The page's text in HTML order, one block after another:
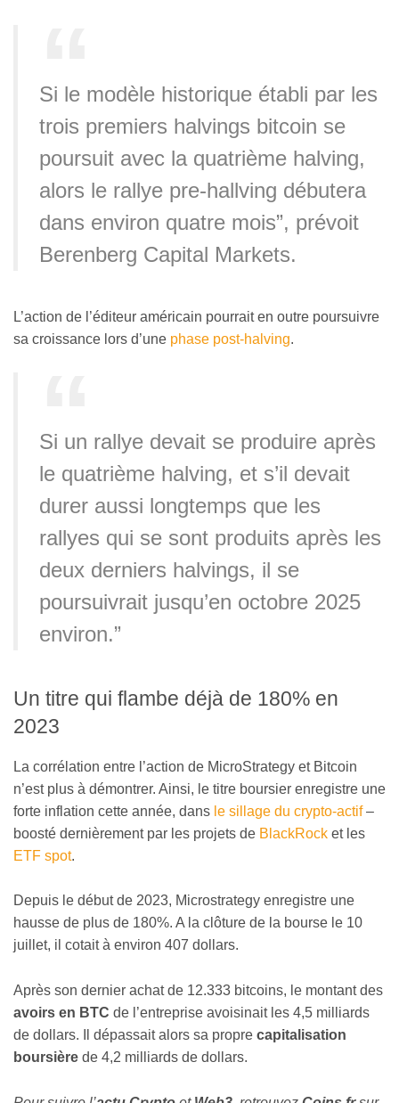
Si le modèle historique établi par les
trois premiers halvings bitcoin se
poursuit avec la quatrième halving,
alors le rallye pre-hallving débutera
dans environ quatre mois”, prévoit
Berenberg Capital Markets.
L’action de l’éditeur américain pourrait en outre poursuivre
sa croissance lors d’une phase post-halving.
Si un rallye devait se produire après
le quatrième halving, et s’il devait
durer aussi longtemps que les
rallyes qui se sont produits après les
deux derniers halvings, il se
poursuivrait jusqu’en octobre 2025
environ.”
Un titre qui flambe déjà de 180% en
2023
La corrélation entre l’action de MicroStrategy et Bitcoin
n’est plus à démontrer. Ainsi, le titre boursier enregistre une
forte inflation cette année, dans le sillage du crypto-actif–
boosté dernièrement par les projets de BlackRock et les
ETF spot.
Depuis le début de 2023, Microstrategy enregistre une
hausse de plus de 180%. A la clôture de la bourse le 10
juillet, il cotait à environ 407 dollars.
Après son dernier achat de 12.333 bitcoins, le montant des
avoirs en BTC de l’entreprise avoisinait les 4,5 milliards
de dollars. Il dépassait alors sa propre capitalisation
boursière de 4,2 milliards de dollars.